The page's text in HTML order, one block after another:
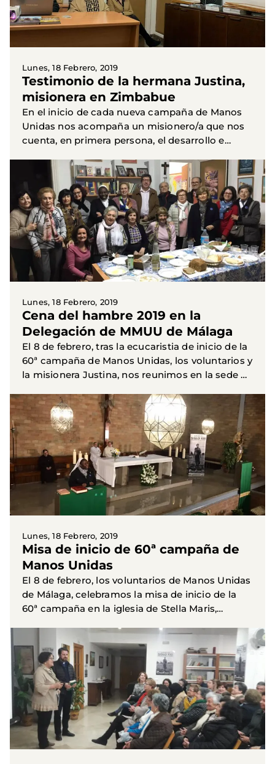
Lunes, 18 Febrero, 2019
Testimonio de la hermana Justina,
misionera en Zimbabue
En el inicio de cada nueva campaña de Manos
Unidas nos acompaña un misionero/a que nos
cuenta, en primera persona, el desarrollo e
nuestra ONG en sus paises...
Lunes, 18 Febrero, 2019
Cena del hambre 2019 en la
Delegación de MMUU de Málaga
El 8 de febrero, tras la ecucaristia de inicio de la
60ª campaña de Manos Unidas, los voluntarios y
la misionera Justina, nos reunimos en la sede de
Lunes, 18 Febrero, 2019
Misa de inicio de 60ª campaña de
Manos Unidas
El 8 de febrero, los voluntarios de Manos Unidas
de Málaga, celebramos la misa de inicio de la
60ª campaña en la iglesia de Stella Maris,